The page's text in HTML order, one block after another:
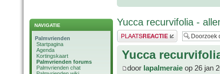
NAVIGATIE
Palmvrienden
Startpagina
Agenda
Kortingskaart
Palmvrienden forums
Palmvrienden chat
Yucca recurvifolia -
Plaats een reactie
Yucca
door lapalmeraie op 26 jan